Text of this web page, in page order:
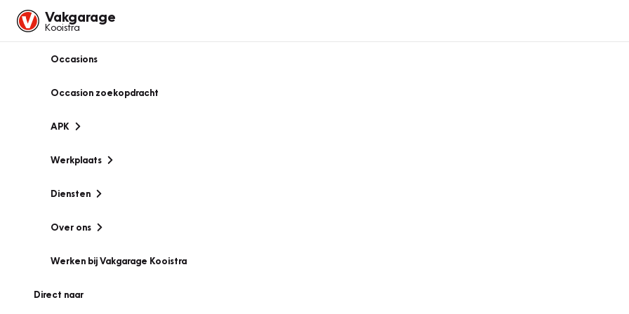
Vakgarage
Kooistra
Occasions
Occasion zoekopdracht
APK
Werkplaats
Diensten
Over ons
Werken bij Vakgarage Kooistra
Direct naar